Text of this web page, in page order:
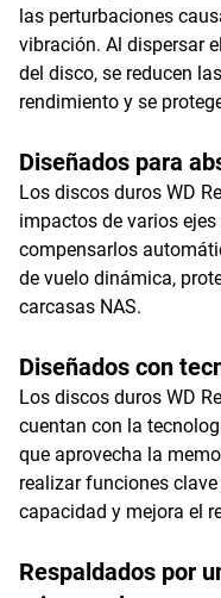
las perturbaciones
vibración. Al dispersar
del disco, se reducen
rendimiento y se
Diseñados para
Los discos duros WD
impactos de varios
compensarlos
de vuelo dinámica,
carcasas NAS.
Diseñados con
Los discos duros WD
cuentan con la
que aprovecha la
realizar funciones
capacidad y mejora el
Respaldados por